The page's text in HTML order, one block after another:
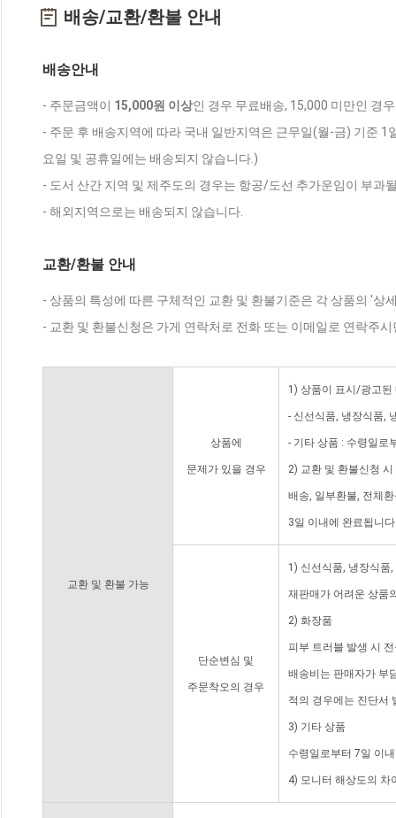
배송/교환/환불 안내
배송안내
- 주문금액이 15,000원 이상인 경우 무료배송, 15,000 미만인 경
- 주문 후 배송지역에 따라 국내 일반지역은 근무일(월-금) 기준
요일 및 공휴일에는 배송되지 않습니다.)
- 도서 산간 지역 및 제주도의 경우는 항공/도선 추가운임이 부과
- 해외지역으로는 배송되지 않습니다.
교환/환불 안내
- 상품의 특성에 따른 구체적인 교환 및 환불기준은 각 상품의 '상
- 교환 및 환불신청은 가게 연락처로 전화 또는 이메일로 연락주
교환 및 환불 가능
상품에
문제가 있을 경우
1) 상품이 표시/광고된
- 신선식품, 냉장식품,
- 기타 상품 : 수령일로
2) 교환 및 환불신청
배송, 일부환불, 전체
3일 이내에 완료됩니
단순변심 및
주문착오의 경우
1) 신선식품, 냉장식품
재판매가 어려운 상품
2) 화장품
피부 트러블 발생 시
배송비는 판매자가 부
적의 경우에는 진단서
3) 기타 상품
수령일로부터 7일 이
4) 모니터 해상도의 차